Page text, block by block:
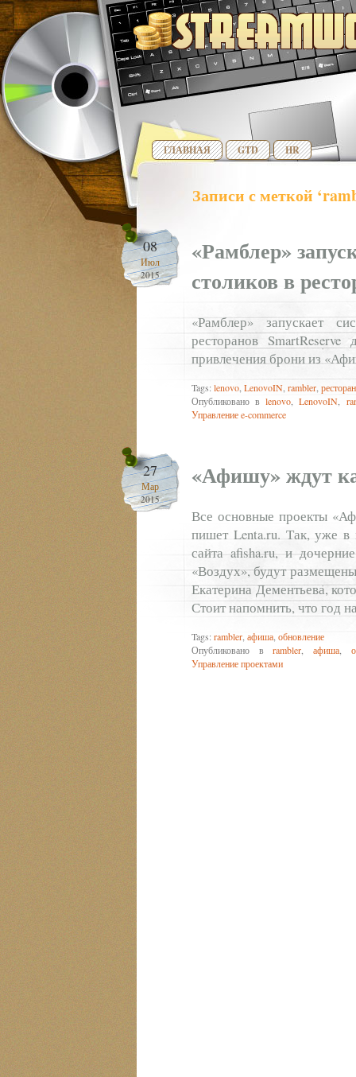
ГЛАВНАЯ GTD HR
Записи с меткой
08
Июл
2015
«Рамблер»
столиков в
«Рамблер» запускает
ресторанов
привлечения брони из
Tags:lenovo LenovoIN rambler
Опубликовано вlenovo ,LenovoIN
Управление e-commerce
27
Мар
2015
«Афишу» ждут
Все основные проекты
пишет Lenta.ru. Так, уже в
сайта afisha.ru, и
«Воздух», будут
Екатерина Дементьева,
Стоит напомнить, что год
Tags:rambler афиша обновление
Опубликовано вrambler ,афиша
Управление проектами